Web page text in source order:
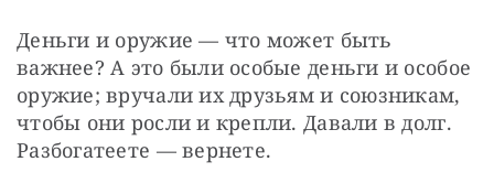
Деньги и оружие — что может быть
важнее? А это были особые деньги и особое
оружие; вручали их друзьям и союзникам,
чтобы они росли и крепли. Давали в долг.
Разбогатеете — вернете.